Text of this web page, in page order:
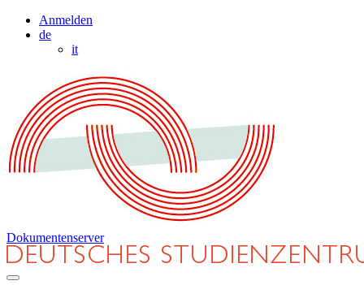
Anmelden
de
it
Dokumentenserver